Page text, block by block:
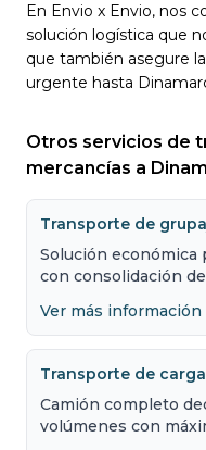
En Envio x Envio, nos
solución logística que
que también asegure
urgente hasta
Otros servicios de
mercancías a
Transporte de
Solución económica
con consolidación
Ver más información
Transporte de
Camión completo
volúmenes con